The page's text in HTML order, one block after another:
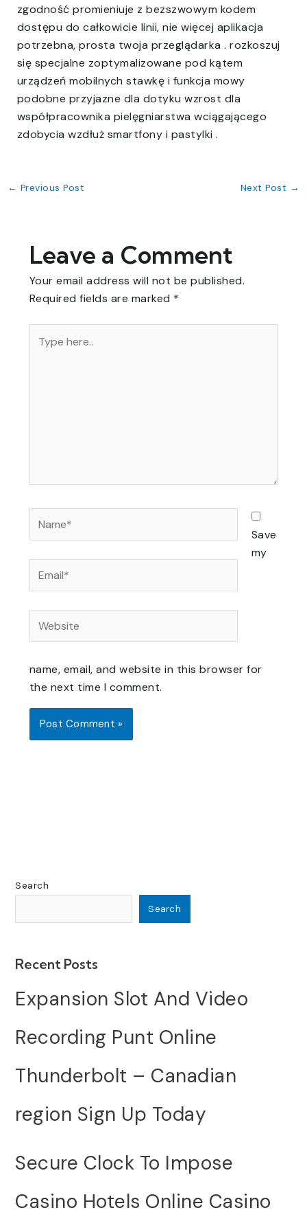
zgodność promieniuje z bezszwowym kodem
dostępu do całkowicie linii, nie więcej aplikacja
potrzebna, prosta twoja przeglądarka . rozkoszuj
się specjalne zoptymalizowane pod kątem
urządzeń mobilnych stawkę i funkcja mowy
podobne przyjazne dla dotyku wzrost dla
współpracownika pielęgniarstwa wciągającego
zdobycia wzdłuż smartfony i pastylki .
← Previous Post Next Post →
Leave a Comment
Your email address will not be published.
Required fields are marked *
here..
Save
my
name, email, and website in this browser for
the next time I comment.
Search
Search
Recent Posts
Expansion Slot And Video
Recording Punt Online
Thunderbolt – Canadian
region Sign Up Today
Secure Clock To Impose
Casino Hotels Online Casino